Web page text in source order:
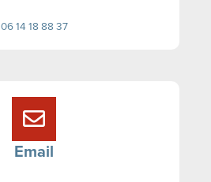
06 14 18 88 37
Email